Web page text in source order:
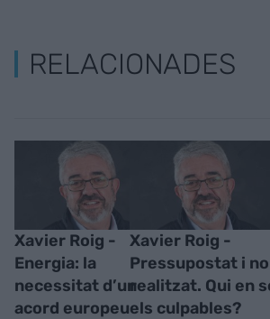
RELACIONADES
Xavier Roig -
Energia: la
necessitat d’un
acord europeu
Xavier Roig -
Pressupostat i no
realitzat. Qui en
els culpables?